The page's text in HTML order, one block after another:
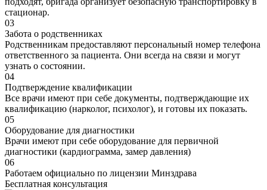
стационар.
03
Забота о родственниках
Родственникам предоставляют персональный номер телефона
ответственного за пациента. Они всегда на связи и могут
узнать о состоянии.
04
Подтверждение квалификации
Все врачи имеют при себе документы, подтверждающие их
квалификацию (нарколог, психолог), и готовы их показать.
05
Оборудование для диагностики
Врачи имеют при себе оборудование для первичной
диагностики (кардиограмма, замер давления)
06
Работаем официально по лицензии Минздрава
Бесплатная консультация